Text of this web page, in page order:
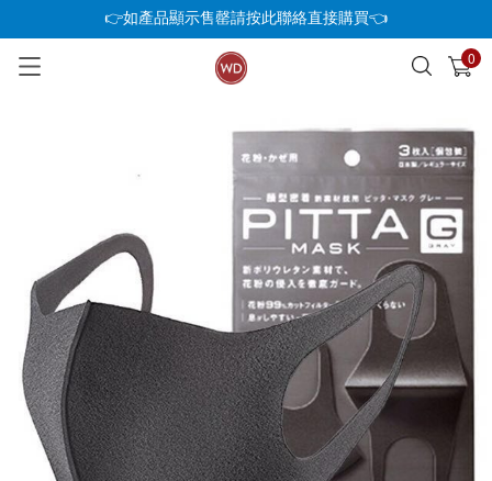
👉如產品顯示售罄請按此聯絡直接購買👈
0
已加入購物車 查看